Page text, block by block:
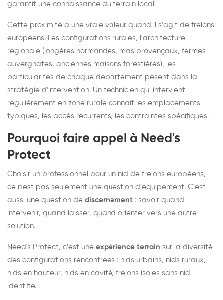
garantit une connaissance du terrain local.
Cette proximité a une vraie valeur quand il s'agit de frelons
européens. Les configurations rurales, l'architecture
régionale (longères normandes, mas provençaux, fermes
auvergnates, anciennes maisons forestières), les
particularités de chaque département pèsent dans la
stratégie d'intervention. Un technicien qui intervient
régulièrement en zone rurale connaît les emplacements
typiques, les accès récurrents, les contraintes spécifiques.
Pourquoi faire appel à Need's
Protect
Choisir un professionnel pour un nid de frelons européens,
ce n'est pas seulement une question d'équipement. C'est
aussi une question de discernement : savoir quand
intervenir, quand laisser, quand orienter vers une autre
solution.
Need's Protect, c'est une expérience terrain sur la diversité
des configurations rencontrées : nids urbains, nids ruraux,
nids en hauteur, nids en cavité, frelons isolés sans nid
identifié.